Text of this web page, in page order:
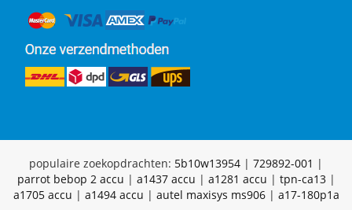
populaire zoekopdrachten: 5b10w13954 | 729892-001 |
parrot bebop 2 accu | a1437 accu | a1281 accu | tpn-ca13|
a1705 accu | a1494 accu | autel maxisys ms906| a17-180p1a